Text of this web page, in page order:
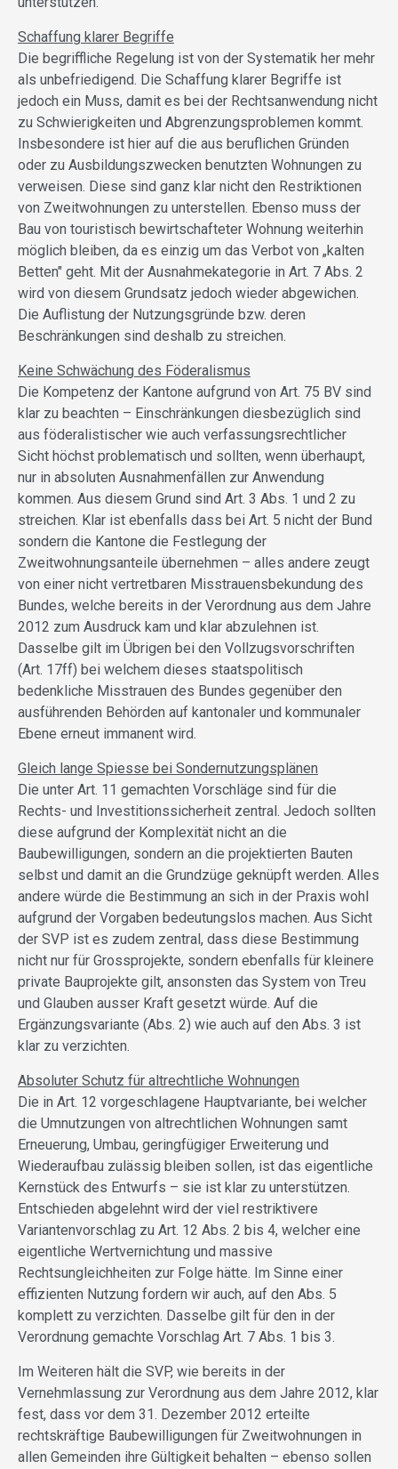
Schaffung klarer Begriffe
Die begriffliche Regelung ist von der Systematik her mehr
als unbefriedigend. Die Schaffung klarer Begriffe ist
jedoch ein Muss, damit es bei der Rechtsanwendung nicht
zu Schwierigkeiten und Abgrenzungsproblemen kommt.
Insbesondere ist hier auf die aus beruflichen Gründen
oder zu Ausbildungszwecken benutzten Wohnungen zu
verweisen. Diese sind ganz klar nicht den Restriktionen
von Zweitwohnungen zu unterstellen. Ebenso muss der
Bau von touristisch bewirtschafteter Wohnung weiterhin
möglich bleiben, da es einzig um das Verbot von „kalten
Betten" geht. Mit der Ausnahmekategorie in Art. 7 Abs. 2
wird von diesem Grundsatz jedoch wieder abgewichen.
Die Auflistung der Nutzungsgründe bzw. deren
Beschränkungen sind deshalb zu streichen.
Keine Schwächung des Föderalismus
Die Kompetenz der Kantone aufgrund von Art. 75 BV sind
klar zu beachten – Einschränkungen diesbezüglich sind
aus föderalistischer wie auch verfassungsrechtlicher
Sicht höchst problematisch und sollten, wenn überhaupt,
nur in absoluten Ausnahmenfällen zur Anwendung
kommen. Aus diesem Grund sind Art. 3 Abs. 1 und 2 zu
streichen. Klar ist ebenfalls dass bei Art. 5 nicht der Bund
sondern die Kantone die Festlegung der
Zweitwohnungsanteile übernehmen – alles andere zeugt
von einer nicht vertretbaren Misstrauensbekundung des
Bundes, welche bereits in der Verordnung aus dem Jahre
2012 zum Ausdruck kam und klar abzulehnen ist.
Dasselbe gilt im Übrigen bei den Vollzugsvorschriften
(Art. 17ff) bei welchem dieses staatspolitisch
bedenkliche Misstrauen des Bundes gegenüber den
ausführenden Behörden auf kantonaler und kommunaler
Ebene erneut immanent wird.
Gleich lange Spiesse bei Sondernutzungsplänen
Die unter Art. 11 gemachten Vorschläge sind für die
Rechts- und Investitionssicherheit zentral. Jedoch sollten
diese aufgrund der Komplexität nicht an die
Baubewilligungen, sondern an die projektierten Bauten
selbst und damit an die Grundzüge geknüpft werden. Alles
andere würde die Bestimmung an sich in der Praxis wohl
aufgrund der Vorgaben bedeutungslos machen. Aus Sicht
der SVP ist es zudem zentral, dass diese Bestimmung
nicht nur für Grossprojekte, sondern ebenfalls für kleinere
private Bauprojekte gilt, ansonsten das System von Treu
und Glauben ausser Kraft gesetzt würde. Auf die
Ergänzungsvariante (Abs. 2) wie auch auf den Abs. 3 ist
klar zu verzichten.
Absoluter Schutz für altrechtliche Wohnungen
Die in Art. 12 vorgeschlagene Hauptvariante, bei welcher
die Umnutzungen von altrechtlichen Wohnungen samt
Erneuerung, Umbau, geringfügiger Erweiterung und
Wiederaufbau zulässig bleiben sollen, ist das eigentliche
Kernstück des Entwurfs – sie ist klar zu unterstützen.
Entschieden abgelehnt wird der viel restriktivere
Variantenvorschlag zu Art. 12 Abs. 2 bis 4, welcher eine
eigentliche Wertvernichtung und massive
Rechtsungleichheiten zur Folge hätte. Im Sinne einer
effizienten Nutzung fordern wir auch, auf den Abs. 5
komplett zu verzichten. Dasselbe gilt für den in der
Verordnung gemachte Vorschlag Art. 7 Abs. 1 bis 3.
Im Weiteren hält die SVP, wie bereits in der
Vernehmlassung zur Verordnung aus dem Jahre 2012, klar
fest, dass vor dem 31. Dezember 2012 erteilte
rechtskräftige Baubewilligungen für Zweitwohnungen in
allen Gemeinden ihre Gültigkeit behalten – ebenso sollen